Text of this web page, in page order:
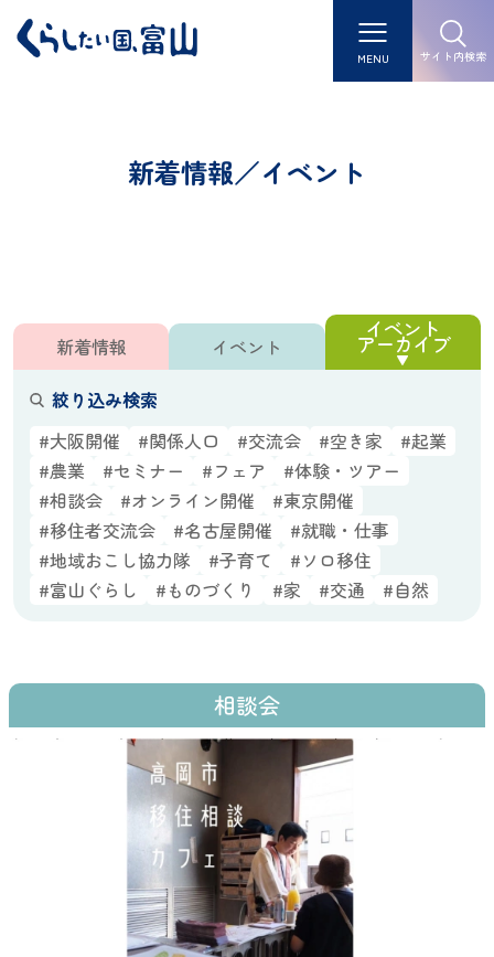
MENU サイト内検索
新着情報／イベント
新着情報 イベント
イベント
アーカイブ
絞り込み検索
#大阪開催
#関係人口 #交流会 #空き家
#起業
#農業
#セミナー #フェア
#体験・ツアー
#相談会
#オンライン開催
#東京開催
#移住者交流会
#名古屋開催
#就職・仕事
#地域おこし協力隊
#子育て
#ソロ移住
#富山ぐらし
#ものづくり #家 #交通 #自然
相談会